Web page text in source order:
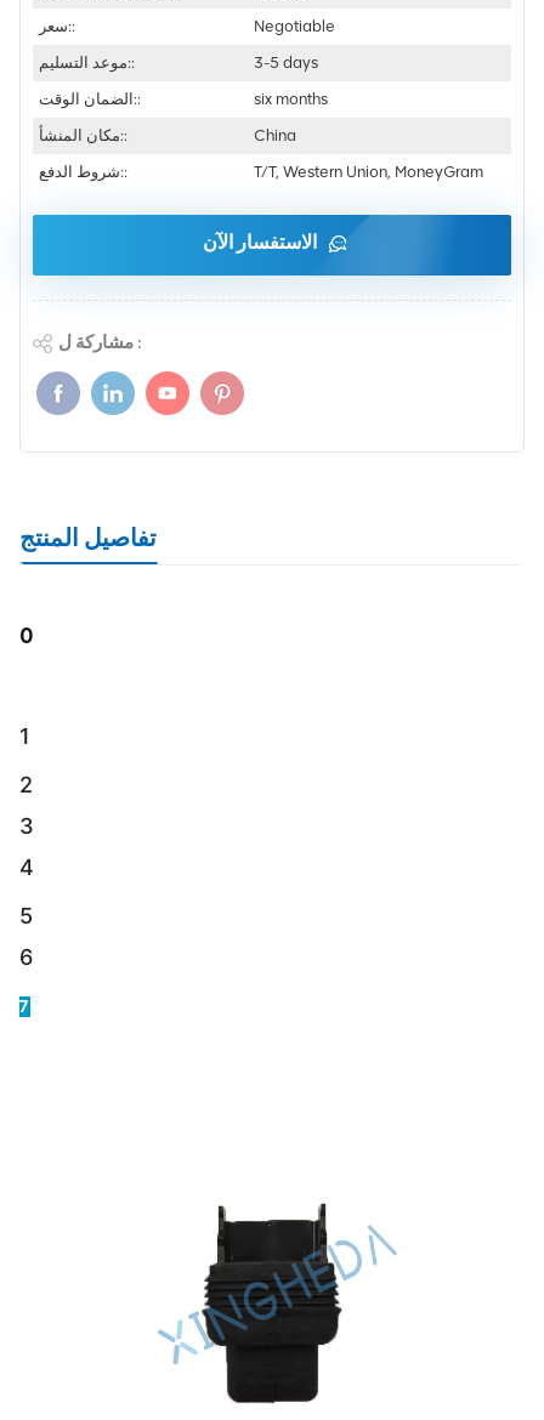
سعر::
Negotiable
موعد التسليم::
3-5 days
الضمان الوقت::
six months
مكان المنشأ::
China
شروط الدفع::
T/T, Western Union, MoneyGram
الاستفسار الآن
مشاركة ل :
تفاصيل المنتج
0
1
2
3
4
5
6
7